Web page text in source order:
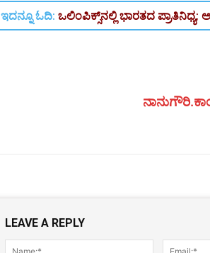
ಇದನ್ನೂ ಓದಿ: ಒಲಿಂಪಿಕ್ಸ್‌ನಲ್ಲಿ ಭಾರತದ ಪ್ರಾತಿನಿಧ್ಯ;
LEAVE A REPLY
Name:*